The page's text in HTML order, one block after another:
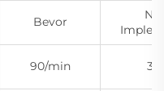
Bevor
90/min